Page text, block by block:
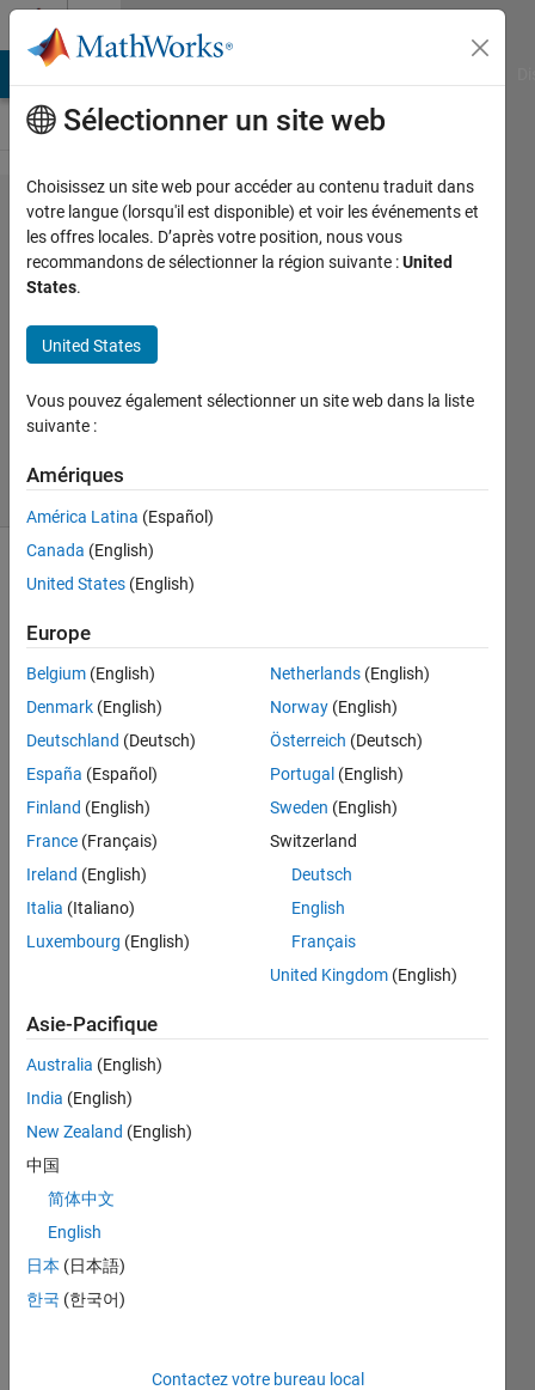
Passer au contenu
Problem
55740.
Resistance
in a circuit
Kuruvilla
solvers
2 likes
resistors
with
values
of 6.0
ohms
and
12
ohms
are
connected
parallel.
This
connected
in
series
with
ohm
resistor.
What
overall
resistance
of
Sélectionner un site web
Choisissez un site web pour accéder au contenu traduit dans
votre langue (lorsqu'il est disponible) et voir les événements et
les offres locales. D’après votre position, nous vous
recommandons de sélectionner la région suivante :United
States.
United States
Vous pouvez également sélectionner un site web dans la liste
suivante :
Amériques
América Latina (Español)
Canada (English)
United States (English)
Europe
Belgium (English)
Denmark (English)
Deutschland (Deutsch)
España (Español)
Finland (English)
France (Français)
Ireland (English)
Italia (Italiano)
Luxembourg (English)
Netherlands (English)
Norway (English)
Österreich (Deutsch)
Portugal (English)
Sweden (English)
Switzerland
Deutsch
English
Français
United Kingdom (English)
Asie-Pacifique
Australia (English)
India (English)
New Zealand (English)
中国
简体中文
English
日本 (日本語)
한국 (한국어)
Contactez votre bureau local